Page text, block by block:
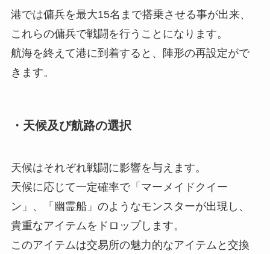
港では傭兵を最大15名まで搭乗させる事が出来、
これらの傭兵で戦闘を行うことになります。
航海を終えて港に到着すると、陣形の再設定がで
きます。
・ 天候及び航路の選択
天候はそれぞれ戦闘に影響を与えます。
天候に応じて一定確率で「マーメイドクイー
ン」、「幽霊船」のようなモンスターが出現し、
貴重なアイテムをドロップします。
このアイテムは交易所の魅力的なアイテムと交換